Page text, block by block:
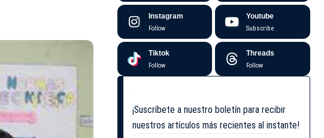
Instagram
Follow
Youtube
Subscribe
Tiktok
Follow
Threads
Follow
¡Suscríbete a nuestro boletín para recibir
nuestros artículos más recientes al instante!